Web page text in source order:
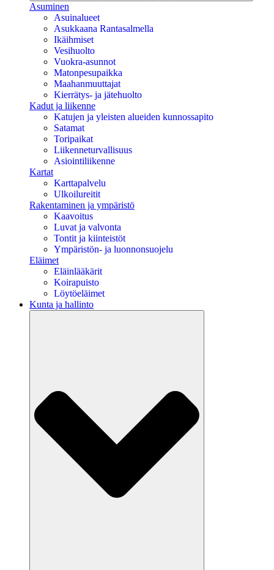
Asuminen
Asuinalueet
Asukkaana Rantasalmella
Ikäihmiset
Vesihuolto
Vuokra-asunnot
Matonpesupaikka
Maahanmuuttajat
Kierrätys- ja jätehuolto
Kadut ja liikenne
Katujen ja yleisten alueiden kunnossapito
Satamat
Toripaikat
Liikenneturvallisuus
Asiointiliikenne
Kartat
Karttapalvelu
Ulkoilureitit
Rakentaminen ja ympäristö
Kaavoitus
Luvat ja valvonta
Tontit ja kiinteistöt
Ympäristön- ja luonnonsuojelu
Eläimet
Eläinlääkärit
Koirapuisto
Löytöeläimet
Kunta ja hallinto